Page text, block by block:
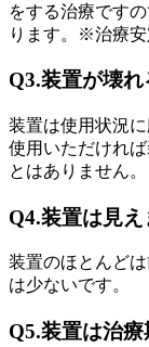
をする治療です
ります。※治療安
Q3.装置が壊
装置は使用状況
使用いただけれ
とはありません。
Q4.装置は見え
装置のほとんど
は少ないです。
Q5.装置は治